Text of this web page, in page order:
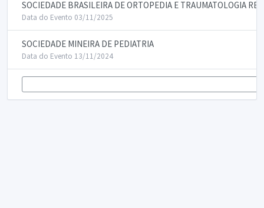
SOCIEDADE BRASILEIRA DE ORTOPEDIA E TRAUMATOLOGIA
Data do Evento 03/11/2025
SOCIEDADE MINEIRA DE PEDIATRIA
Data do Evento 13/11/2024